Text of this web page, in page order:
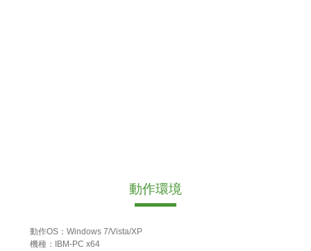
動作環境
動作OS：Windows 7/Vista/XP
機種：IBM-PC x64